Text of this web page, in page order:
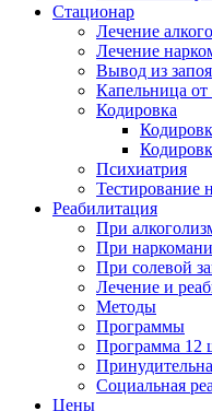
Стационар
Лечение
Лечение
Вывод из запоя
Капельница от
Кодировка
Психиатрия
Тестирование
Реабилитация
При
При
При солевой
Лечение и
Методы
Программы
Программа 12
Социальная
Цены